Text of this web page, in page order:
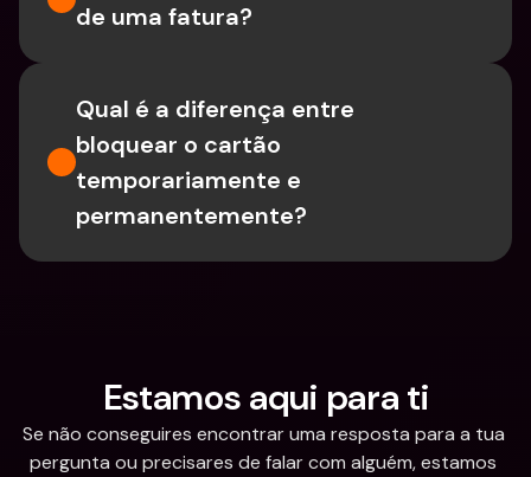
de uma fatura?
Qual é a diferença entre
bloquear o cartão
temporariamente e
permanentemente?
Estamos aqui para ti
Se não conseguires encontrar uma resposta para a tua
pergunta ou precisares de falar com alguém, estamos